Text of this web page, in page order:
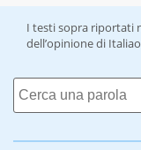
I testi sopra riportati
dell’opinione di